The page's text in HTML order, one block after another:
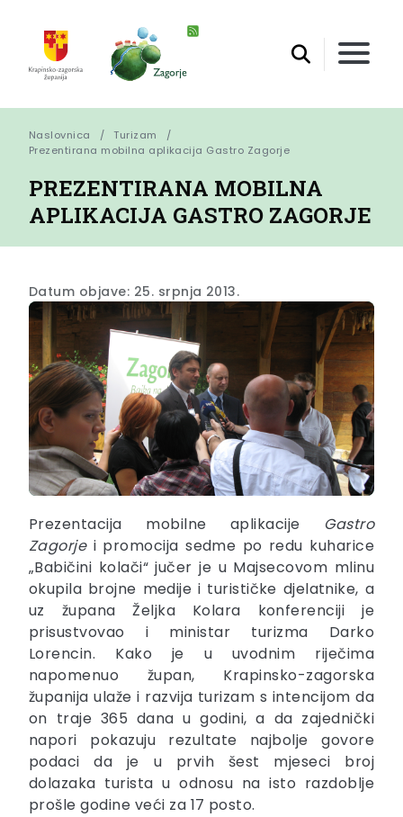
Naslovnica
Turizam
Prezentirana mobilna aplikacija Gastro Zagorje
PREZENTIRANA MOBILNA
APLIKACIJA GASTRO ZAGORJE
Datum objave: 25. srpnja 2013.
Prezentacija mobilne aplikacije Gastro
Zagorjei promocija sedme po redu kuharice
„Babičini kolači“ jučer je u Majsecovom mlinu
okupila brojne medije i turističke djelatnike, a
uz župana Željka Kolara konferenciji je
prisustvovao i ministar turizma Darko
Lorencin. Kako je u uvodnim riječima
napomenuo župan, Krapinsko-zagorska
županija ulaže i razvija turizam s intencijom da
on traje 365 dana u godini, a da zajednički
napori pokazuju rezultate najbolje govore
podaci da je u prvih šest mjeseci broj
dolazaka turista u odnosu na isto razdoblje
prošle godine veći za 17 posto.